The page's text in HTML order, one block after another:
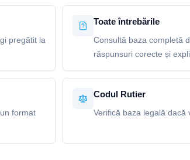
pregătit la
Toate întrebările
Consultă baza completă
răspunsuri corecte și
format
Codul Rutier
Verifică baza legală dacă